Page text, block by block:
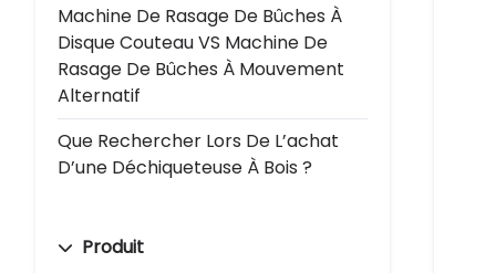
Machine De Rasage De Bûches À
Disque Couteau VS Machine De
Rasage De Bûches À Mouvement
Alternatif
Que Rechercher Lors De L’achat
D’une Déchiqueteuse À Bois ?
Produit